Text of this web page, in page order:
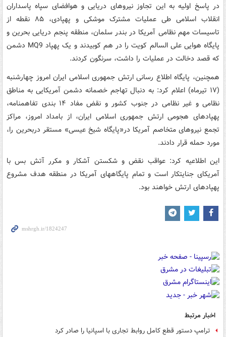
در پاسخ اولیه به این تجاوز نیروهای دریایی و هوافضای سپاه پاسداران
انقلاب اسلامی طی عملیات مشترک موشکی و پهپادی، ۸۵ نقطه از
تاسیسات مهم نظامی آمریکا در بندر سلمان، منطقه پنجم دریایی بحرین و
پایگاه هوایی علی السالم کویت را در هم کوبیدند و یک پهپاد MQ9 دشمن
که قصد دخالت در عملیات را داشت، سرنگون کردند.
همچنین، پایگاه اطلاع رسانی ارتش جمهوری اسلامی ایران امروز چهارشنبه
(۱۷ تیرماه) اعلام کرد: به دنبال تهاجم خصمانه دشمن آمریکایی به مناطق
نظامی و غیر نظامی در جنوب کشور و نقض مفاد ۱۴ بندی تفاهمنامه،
پهپادهای هجومی ارتش جمهوری اسلامی ایران، از بامداد امروز، مراکز
تجمع نیروهای متخاصم آمریکا در«پایگاه شیخ عیسی» مستقر دربحرین را،
مورد حمله قرار دادند.
این اطلاعیه کرد: عواقب نقض و شکستن آشکار و مکرر آتش بس با
آمریکای جنایتکار است و تمام پایگاه‍های آمریکا در منطقه هدف مشروع
پهپادهای ارتش خواهند بود.
اخبار مرتبط
ترامپ دستور قطع کامل روابط تجاری با اسپانیا را صادر کرد